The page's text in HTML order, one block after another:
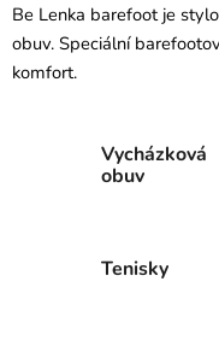
Be Lenka barefoot je
obuv. Speciální
komfort.
Vycházková
obuv
Tenisky